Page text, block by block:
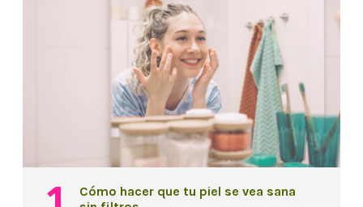
Cómo hacer que tu piel se vea sana